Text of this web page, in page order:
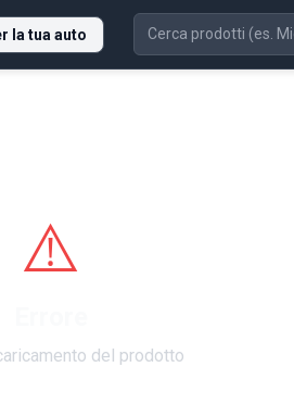
la tua auto
⚠️
del prodotto